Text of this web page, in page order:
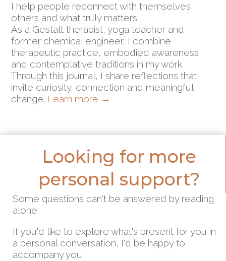
I help people reconnect with themselves,
others and what truly matters.
As a Gestalt therapist, yoga teacher and
former chemical engineer, I combine
therapeutic practice, embodied awareness
and contemplative traditions in my work.
Through this journal, I share reflections that
invite curiosity, connection and meaningful
change. Learn more →
Looking for more
personal support?
Some questions can't be answered by reading
alone.
If you'd like to explore what's present for you in
a personal conversation, I'd be happy to
accompany you.